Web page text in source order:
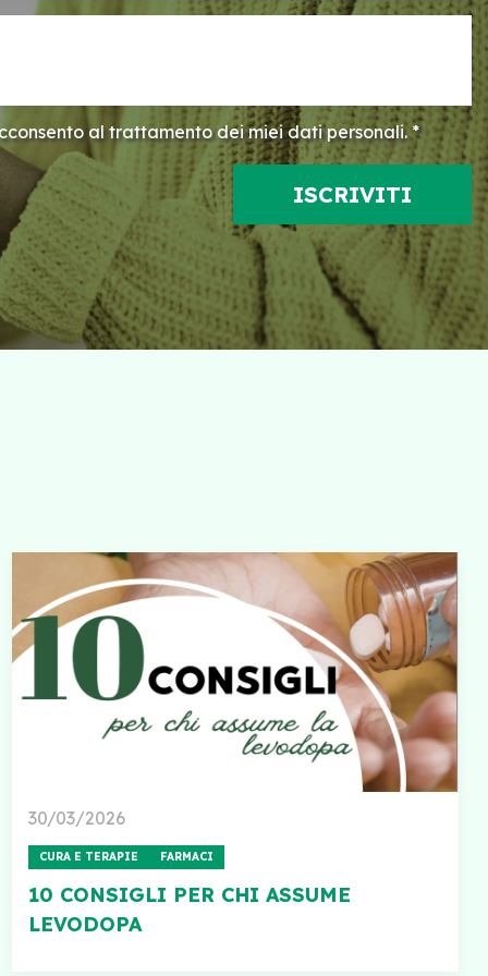
al trattamento dei miei dati personali. *
30/03/2026
CURA E TERAPIE FARMACI
10 CONSIGLI PER CHI ASSUME
LEVODOPA